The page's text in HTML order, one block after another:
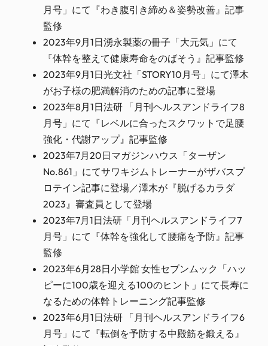
月号」にて『わき腹引き締め＆姿勢改善』記事
監修
2023年9月1日湧永製薬の冊子「大元気」にて
『体幹を整えて健康寿命をのばそう』記事監修
2023年9月1日光文社「STORY10月号」にて澤木
がお子様の肥満解消のための記事に登場
2023年8月1日法研 「月刊ヘルスアンドライフ8
月号」にて『レベルに合ったスクワットで足腰
強化・代謝アップ』記事監修
2023年7月20日マガジンハウス「ターザン
No.861」にてサワキジムトレーナーがザバスプ
ロテイン記事に登場／澤木が『脱げるカラダ
2023』審査員として登場
2023年7月1日法研「月刊ヘルスアンドライフ7
月号」にて『体幹を強化して腰痛を予防』記事
監修
2023年6月28日小学館 女性セブンムック「ハッ
ピーに100歳を迎える100のヒント」にて長寿に
なるための体幹トレーニング記事監修
2023年6月1日法研 「月刊ヘルスアンドライフ6
月号」にて『転倒を予防する中殿筋を鍛える』